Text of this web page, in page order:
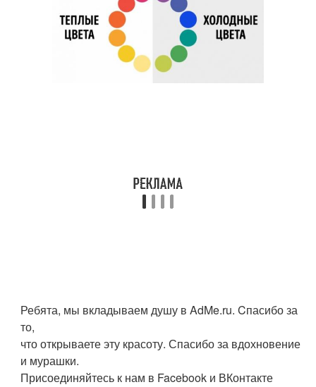
Ребята, мы вкладываем душу в AdMe.ru. Cпасибо за
то,
что открываете эту красоту. Спасибо за вдохновение
и мурашки.
Присоединяйтесь к нам в Facebook и ВКонтакте